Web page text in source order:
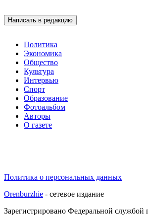
Написать в редакцию
Политика
Экономика
Общество
Культура
Интервью
Спорт
Образование
Фотоальбом
Авторы
О газете
Политика о персональных данных
Orenburzhie - сетевое издание
Зарегистрировано Федеральной